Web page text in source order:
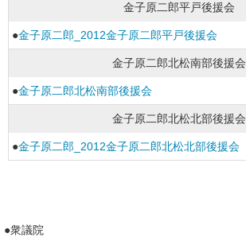
金子原二郎平戸後援会
●金子原二郎_2012金子原二郎平戸後援会
金子原二郎北松南部後援会
●金子原二郎北松南部後援会
金子原二郎北松北部後援会
●金子原二郎_2012金子原二郎北松北部後援会
●衆議院